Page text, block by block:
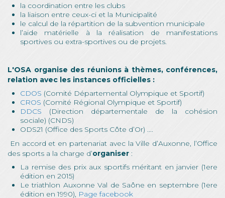
la coordination entre les clubs
la liaison entre ceux-ci et la Municipalité
le calcul de la répartition de la subvention municipale
l’aide matérielle à la réalisation de manifestations
sportives ou extra-sportives ou de projets.
L'OSA organise des réunions à thèmes, conférences,
relation avec les instances officielles :
CDOS (Comité Départemental Olympique et Sportif)
CROS (Comité Régional Olympique et Sportif)
DDCS (Direction départementale de la cohésion
sociale) (CNDS)
ODS21 (Office des Sports Côte d’Or) ....
En accord et en partenariat avec la Ville d’Auxonne, l’Office
des sports a la charge d’organiser :
La remise des prix aux sportifs méritant en janvier (1ere
édition en 2015)
Le triathlon Auxonne Val de Saône en septembre (1ere
édition en 1990), Page facebook